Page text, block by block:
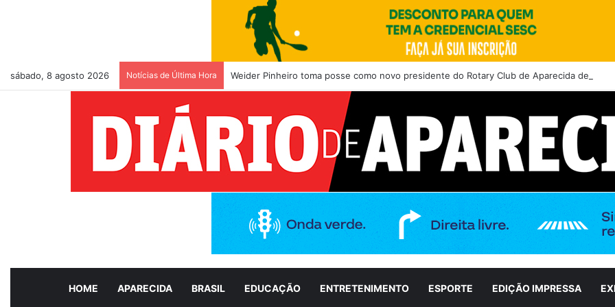
sábado, 8 agosto 2026 Notícias de Última Hora Weider Pinheiro toma posse como novo presidente do Rotary Club de Aparecida de
HOME APARECIDA BRASIL EDUCAÇÃO ENTRETENIMENTO ESPORTE EDIÇÃO IMPRESSA